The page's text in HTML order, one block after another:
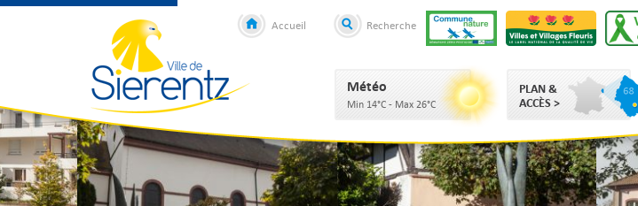
Accueil Recherche
Météo
Min 14°C - Max 26°C
PLAN &
ACCÈS >